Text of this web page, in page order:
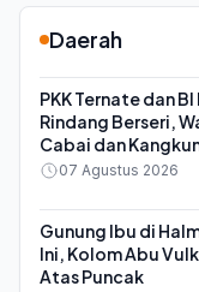
Daerah
PKK Ternate dan
Rindang Berseri,
Cabai dan
07 Agustus 2026
Gunung Ibu di
Ini, Kolom Abu
Atas Puncak